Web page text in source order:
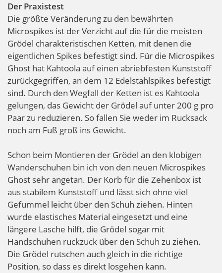
Der Praxistest
Die größte Veränderung zu den bewährten
Microspikes ist der Verzicht auf die für die meisten
Grödel charakteristischen Ketten, mit denen die
eigentlichen Spikes befestigt sind. Für die Microspikes
Ghost hat Kahtoola auf einen abriebfesten Kunststoff
zurückgegriffen, an dem 12 Edelstahlspikes befestigt
sind. Durch den Wegfall der Ketten ist es Kahtoola
gelungen, das Gewicht der Grödel auf unter 200 g pro
Paar zu reduzieren. So fallen Sie weder im Rucksack
noch am Fuß groß ins Gewicht.
Schon beim Montieren der Grödel an den klobigen
Wanderschuhen bin ich von den neuen Microspikes
Ghost sehr angetan. Der Korb für die Zehenbox ist
aus stabilem Kunststoff und lässt sich ohne viel
Gefummel leicht über den Schuh ziehen. Hinten
wurde elastisches Material eingesetzt und eine
längere Lasche hilft, die Grödel sogar mit
Handschuhen ruckzuck über den Schuh zu ziehen.
Die Grödel rutschen auch gleich in die richtige
Position, so dass es direkt losgehen kann.